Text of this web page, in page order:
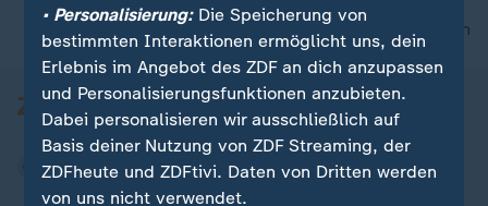
nach oben
• Personalisierung:Die Speicherung von
bestimmten Interaktionen ermöglicht uns, dein
Erlebnis im Angebot des ZDF an dich anzupassen
und Personalisierungsfunktionen anzubieten.
Dabei personalisieren wir ausschließlich auf
Basis deiner Nutzung von ZDF Streaming, der
ZDFheute und ZDFtivi. Daten von Dritten werden
von uns nicht verwendet.